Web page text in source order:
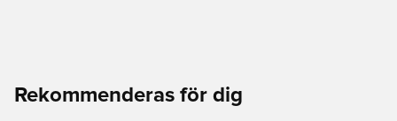
Rekommenderas för dig